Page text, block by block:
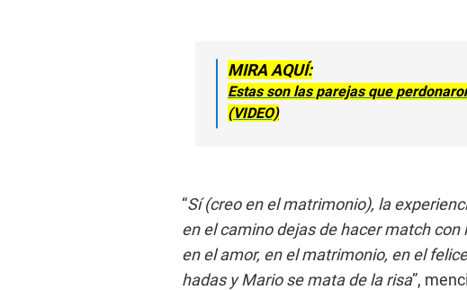
MIRA AQUÍ:
Estas son las parejas que
(VIDEO)
“Sí (creo en el matrimonio), la
en el camino dejas de hacer match con
en el amor, en el matrimonio, en el
hadas y Mario se mata de la risa”,